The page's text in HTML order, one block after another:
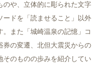
のや、立体的に彫られた文字
ードを「読ませること」以外
また「城崎温泉の記憶」コ
券の変遷、北但大震災からの
のものの歩みを紹介してい